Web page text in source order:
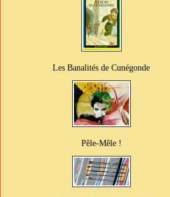
Les Banalités de Cunégonde
Pêle-Mêle !